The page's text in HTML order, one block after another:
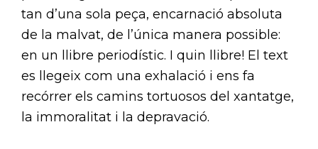
tan d’una sola peça, encarnació absoluta
de la malvat, de l’única manera possible:
en un llibre periodístic. I quin llibre! El text
es llegeix com una exhalació i ens fa
recórrer els camins tortuosos del xantatge,
la immoralitat i la depravació.